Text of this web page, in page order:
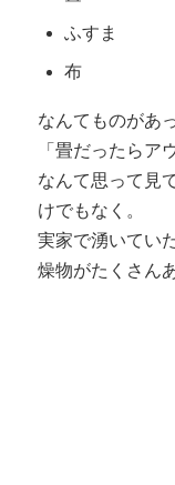
ふすま
布
なんてものがあ
「畳だったらア
なんて思って見
けでもなく。
実家で湧いてい
燥物がたくさん